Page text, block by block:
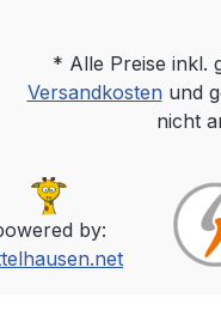
* Alle Preise inkl.
Versandkostenund
nicht
by: